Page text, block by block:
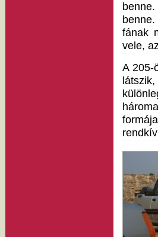
fának
vele,
A 205-